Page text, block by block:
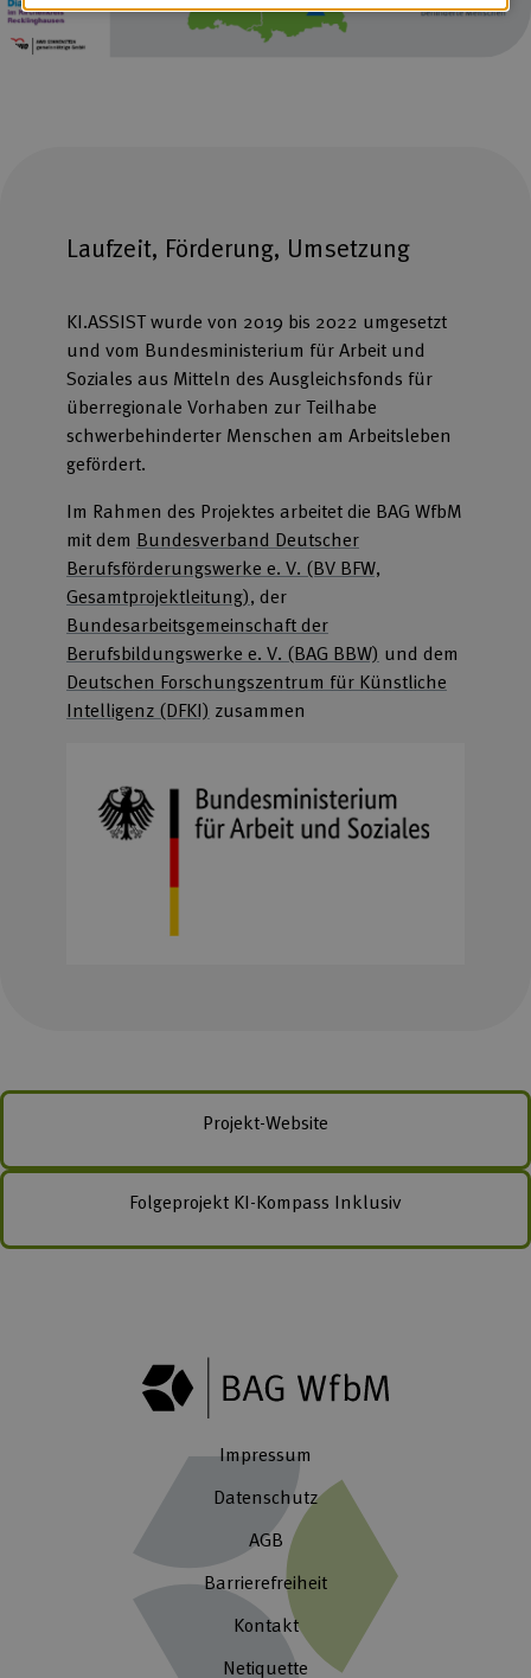
Laufzeit, Förderung, Umsetzung
KI.ASSIST wurde von 2019 bis 2022 umgesetzt
und vom Bundesministerium für Arbeit und
Soziales aus Mitteln des Ausgleichsfonds für
überregionale Vorhaben zur Teilhabe
schwerbehinderter Menschen am Arbeitsleben
gefördert.
Im Rahmen des Projektes arbeitet die BAG WfbM
mit dem Bundesverband Deutscher
Berufsförderungswerke e. V. (BV BFW,
Gesamtprojektleitung), der
Bundesarbeitsgemeinschaft der
Berufsbildungswerke e. V. (BAG BBW) und dem
Deutschen Forschungszentrum für Künstliche
Intelligenz (DFKI) zusammen
Projekt-Website
Folgeprojekt KI-Kompass Inklusiv
Impressum
Datenschutz
AGB
Barrierefreiheit
Kontakt
Netiquette